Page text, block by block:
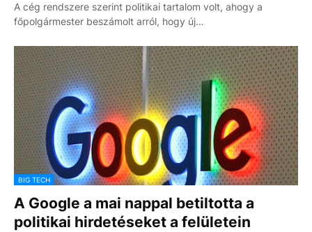
A cég rendszere szerint politikai tartalom volt, ahogy a
főpolgármester beszámolt arról, hogy új…
BIG TECH
A Google a mai nappal betiltotta a
politikai hirdetéseket a felületein